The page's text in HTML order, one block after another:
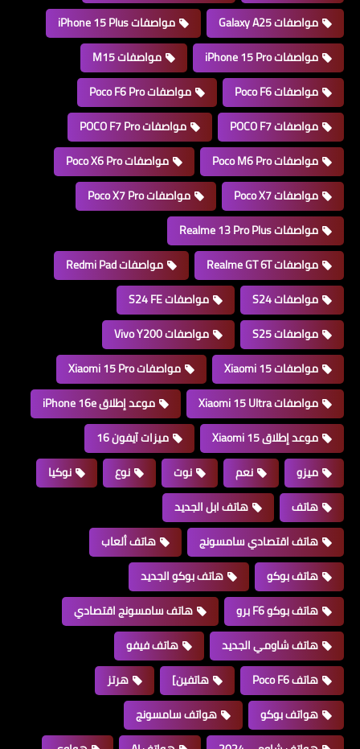
مواصفات Galaxy A25
مواصفات iPhone 15 Plus
مواصفات iPhone 15 Pro
مواصفات M15
مواصفات Poco F6
مواصفات Poco F6 Pro
مواصفات POCO F7
مواصفات POCO F7 Pro
مواصفات Poco M6 Pro
مواصفات Poco X6 Pro
مواصفات Poco X7
مواصفات Poco X7 Pro
مواصفات Realme 13 Pro Plus
مواصفات Realme GT 6T
مواصفات Redmi Pad
مواصفات S24
مواصفات S24 FE
مواصفات S25
مواصفات Vivo Y200
مواصفات Xiaomi 15
مواصفات Xiaomi 15 Pro
مواصفات Xiaomi 15 Ultra
موعد إطلاق iPhone 16e
موعد إطلاق Xiaomi 15
ميزات آيفون 16
ميزو
نعم نوت نوع
نوكيا
هاتف
هاتف ابل الجديد
هاتف اقتصادي سامسونج
هاتف ألعاب
هاتف بوكو
هاتف بوكو الجديد
هاتف بوكو F6 برو
هاتف سامسونج اقتصادي
هاتف شاومي الجديد
هاتف فيفو
هاتف Poco F6
هاتفين]
هرتز
هواتف بوكو
هواتف سامسونج